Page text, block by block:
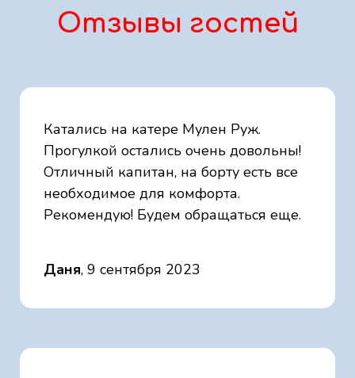
Отзывы гостей
Катались на катере Мулен Руж.
Прогулкой остались очень довольны!
Отличный капитан, на борту есть все
необходимое для комфорта.
Рекомендую! Будем обращаться еще.
Даня, 9 сентября 2023